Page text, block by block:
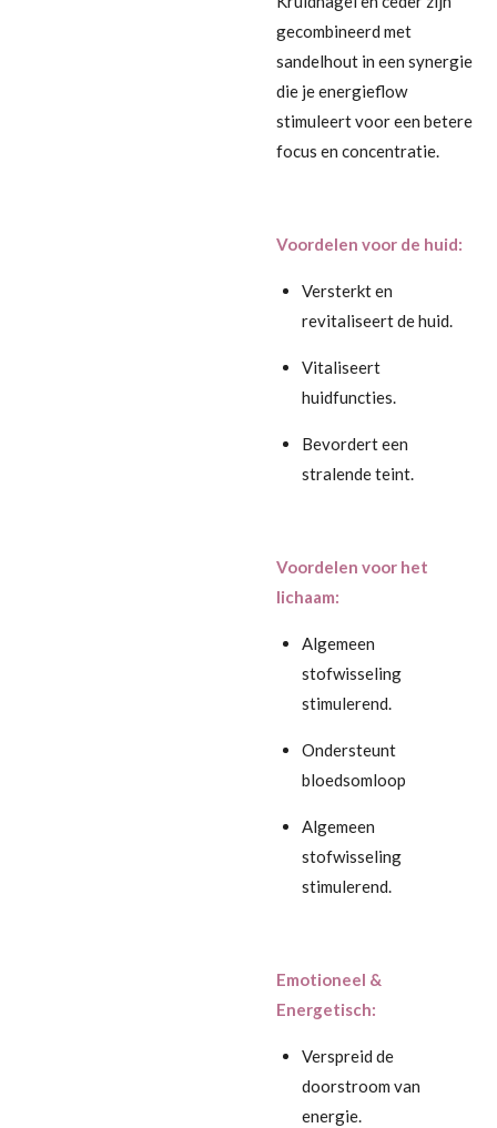
gecombineerd met
sandelhout in een synergie
die je energieflow
stimuleert voor een betere
focus en concentratie.
Voordelen voor de huid:
Versterkt en
revitaliseert de huid.
Vitaliseert
huidfuncties.
Bevordert een
stralende teint.
Voordelen voor het
lichaam:
Algemeen
stofwisseling
stimulerend.
Ondersteunt
bloedsomloop
Algemeen
stofwisseling
stimulerend.
Emotioneel &
Energetisch:
Verspreid de
doorstroom van
energie.